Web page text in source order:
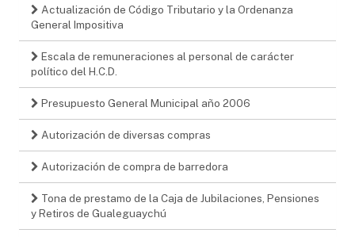
Actualización de Código Tributario y la Ordenanza
General Impositiva
Escala de remuneraciones al personal de carácter
político del H.C.D.
Presupuesto General Municipal año 2006
Autorización de diversas compras
Autorización de compra de barredora
Tona de prestamo de la Caja de Jubilaciones, Pensiones
y Retiros de Gualeguaychú